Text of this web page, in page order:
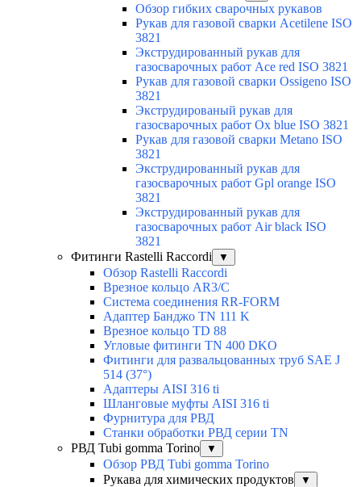
Обзор гибких сварочных рукавов
Рукав для газовой сварки Acetilene ISO
3821
Экструдированный рукав для
газосварочных работ Ace red ISO 3821
Рукав для газовой сварки Ossigeno ISO
3821
Экструдированый рукав для
газосварочных работ Ox blue ISO 3821
Рукав для газовой сварки Metano ISO
3821
Экструдированный рукав для
газосварочных работ Gpl orange ISO
3821
Экструдированный рукав для
газосварочных работ Air black ISO
3821
Фитинги Rastelli Raccordi
▼
Обзор Rastelli Raccordi
Врезное кольцо AR3/C
Система соединения RR-FORM
Адаптер Банджо TN 111 K
Врезное кольцо TD 88
Угловые фитинги TN 400 DKO
Фитинги для развальцованных труб SAE J
514 (37°)
Адаптеры AISI 316 ti
Шланговые муфты AISI 316 ti
Фурнитура для РВД
Станки обработки РВД серии TN
РВД Tubi gomma Torino
▼
Обзор РВД Tubi gomma Torino
Рукава для химических продуктов
▼